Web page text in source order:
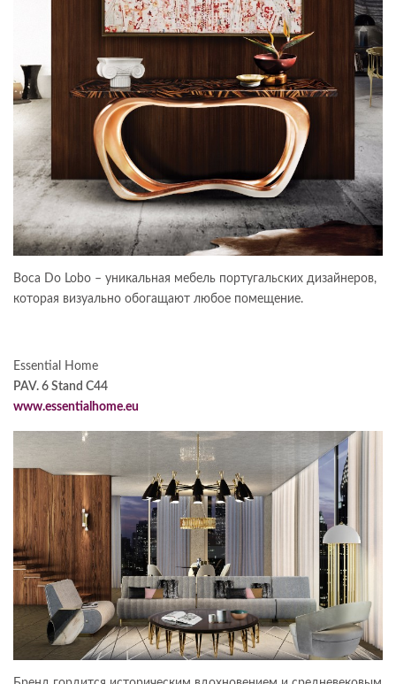
Boca Do Lobo – уникальная мебель португальских дизайнеров,
которая визуально обогащают любое помещение.
Essential Home
PAV. 6 Stand C44
www.essentialhome.eu